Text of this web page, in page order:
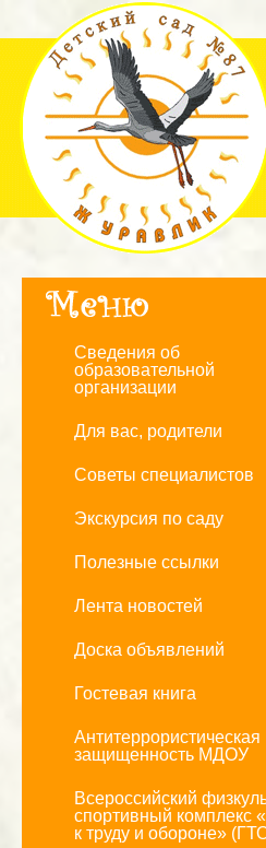
Сведения об
образовательной
организации
Для вас, родители
Советы специалистов
Экскурсия по саду
Полезные ссылки
Лента новостей
Доска объявлений
Гостевая книга
Антитеррористическая
защищенность МДОУ
Всероссийский
спортивный комплекс
к труду и обороне»